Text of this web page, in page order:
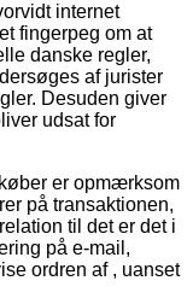
internet
fingerpeg om at
danske regler,
af jurister
Desuden giver
udsat for
er opmærksom
på transaktionen,
til det er det i
på e-mail,
ordren af , uanset